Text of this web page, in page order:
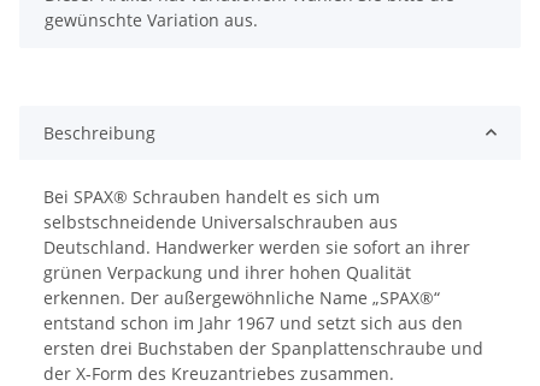
gewünschte Variation aus.
Beschreibung
Bei SPAX® Schrauben handelt es sich um
selbstschneidende Universalschrauben aus
Deutschland. Handwerker werden sie sofort an ihrer
grünen Verpackung und ihrer hohen Qualität
erkennen. Der außergewöhnliche Name „SPAX®“
entstand schon im Jahr 1967 und setzt sich aus den
ersten drei Buchstaben der Spanplattenschraube und
der X-Form des Kreuzantriebes zusammen.